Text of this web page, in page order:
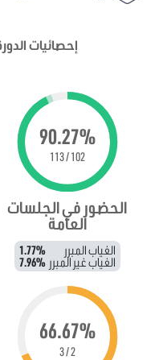
إحصائيات الدورة
90.27%
102 / 113
الحضور في الجلسات
العامة
الغياب المبرر 1.77%
الغياب غير المبرر 7.96%
66.67%
2 / 3